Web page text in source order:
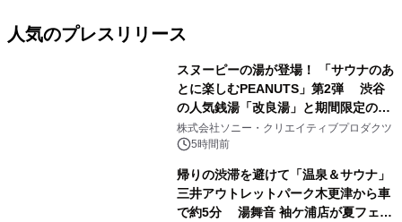
人気のプレスリリース
スヌーピーの湯が登場！ 「サウナのあ
とに楽しむPEANUTS」第2弾 渋谷
の人気銭湯「改良湯」と期間限定のコ
ラボレーション サウナイキタイコラ
ボグッズも発売決定！
株式会社ソニー・クリエイティブプロダクツ
5時間前
帰りの渋滞を避けて「温泉＆サウナ」
三井アウトレットパーク木更津から車
で約5分 湯舞音 袖ケ浦店が夏フェア